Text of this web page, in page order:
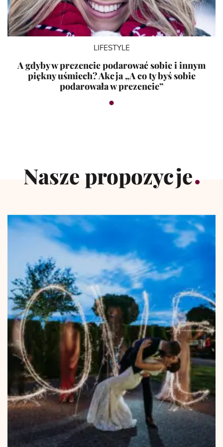
LIFESTYLE
A gdyby w prezencie podarować sobie i innym
piękny uśmiech? Akcja „A co ty byś sobie
podarowała w prezencie”
Nasze propozycje